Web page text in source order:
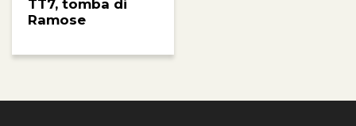
TT7, tomba di
Ramose